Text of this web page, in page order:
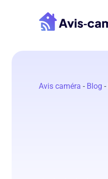
Avis caméra - Blog -